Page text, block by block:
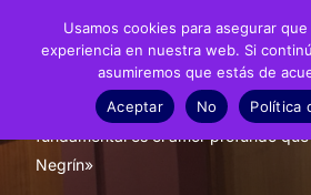
Noticias Fundación
fundamental es el amor profundo
Negrín»
Usamos cookies para asegurar
experiencia en nuestra web. Si
asumiremos que estás de
Aceptar
No Política
Fundación